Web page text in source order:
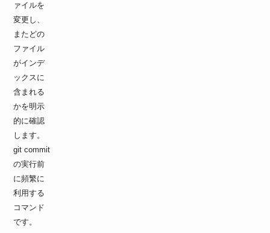
ァイルを
変更し、
またどの
ファイル
がインデ
ックスに
含まれる
かを明示
的に確認
します。
git commit
の実行前
に頻繁に
利用する
コマンド
です。